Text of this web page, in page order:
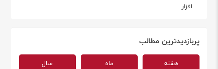
افزار
پربازدیدترین مطالب
هفته ماه سال